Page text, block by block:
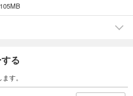
105MB
る
す。